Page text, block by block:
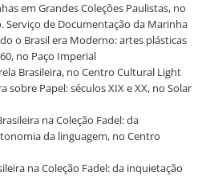
em Grandes Coleções Paulistas, no
Serviço de Documentação da Marinha
o Brasil era Moderno: artes plásticas
no Paço Imperial
Brasileira, no Centro Cultural Light
sobre Papel: séculos XIX e XX, no Solar
na Coleção Fadel: da
da linguagem, no Centro
na Coleção Fadel: da inquietação